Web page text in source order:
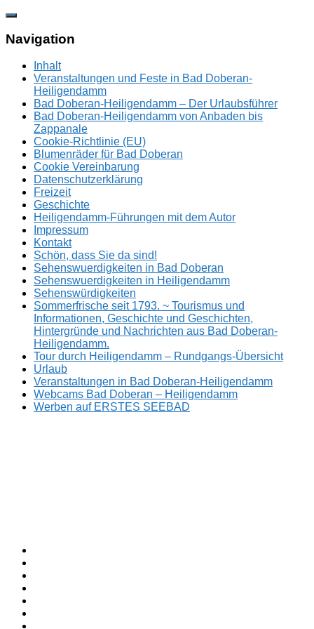
Zum
springen
Navigation
Inhalt
Veranstaltungen und Feste in Bad Doberan-
Heiligendamm
Bad Doberan-Heiligendamm – Der Urlaubsführer
Bad Doberan-Heiligendamm von Anbaden bis
Zappanale
Cookie-Richtlinie (EU)
Blumenräder für Bad Doberan
Cookie Vereinbarung
Datenschutzerklärung
Freizeit
Geschichte
Heiligendamm-Führungen mit dem Autor
Impressum
Kontakt
Schön, dass Sie da sind!
Sehenswuerdigkeiten in Bad Doberan
Sehenswuerdigkeiten in Heiligendamm
Sehenswürdigkeiten
Sommerfrische seit 1793. ~ Tourismus und
Informationen, Geschichte und Geschichten,
Hintergründe und Nachrichten aus Bad Doberan-
Heiligendamm.
Tour durch Heiligendamm – Rundgangs-Übersicht
Urlaub
Veranstaltungen in Bad Doberan-Heiligendamm
Webcams Bad Doberan – Heiligendamm
Werben auf ERSTES SEEBAD
ERSTES
SEEBAD
Sommerfrische
seit
1793.